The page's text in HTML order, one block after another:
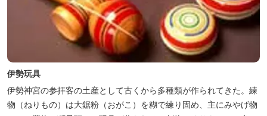
伊勢玩具
伊勢神宮の参拝客の土産として古くから多種類が作られてきた。練
物（ねりもの）は大鋸粉（おがこ）を糊で練り固め、主にみやげ物